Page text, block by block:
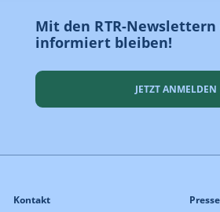
Mit den RTR-
informiert bleiben!
JETZT ANMELDEN
Kontakt Presse